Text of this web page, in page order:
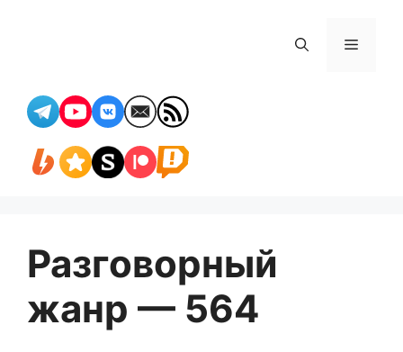
Меню
Разговорный
жанр — 564